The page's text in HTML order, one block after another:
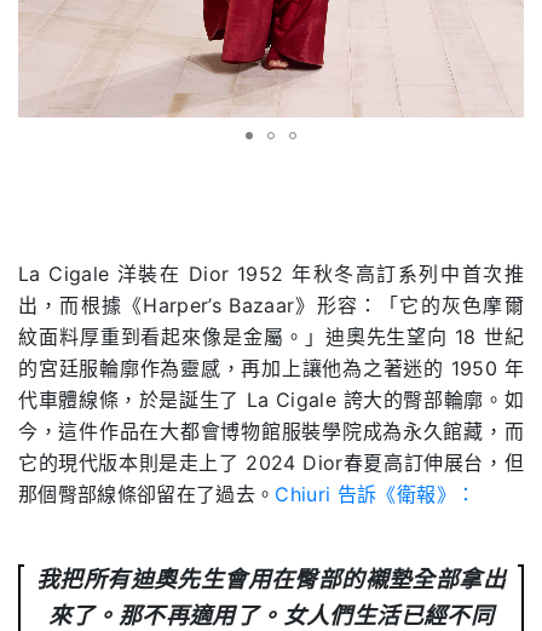
La Cigale 洋裝在 Dior 1952 年秋冬高訂系列中首次推
出，而根據《Harper’s Bazaar》形容：「它的灰色摩爾
紋面料厚重到看起來像是金屬。」迪奧先生望向 18 世紀
的宮廷服輪廓作為靈感，再加上讓他為之著迷的 1950 年
代車體線條，於是誕生了 La Cigale 誇大的臀部輪廓。如
今，這件作品在大都會博物館服裝學院成為永久館藏，而
它的現代版本則是走上了 2024 Dior春夏高訂伸展台，但
那個臀部線條卻留在了過去。 Chiuri 告訴《衛報》：
我把所有迪奧先生會用在臀部的襯墊全部拿出
來了。那不再適用了。女人們生活已經不同